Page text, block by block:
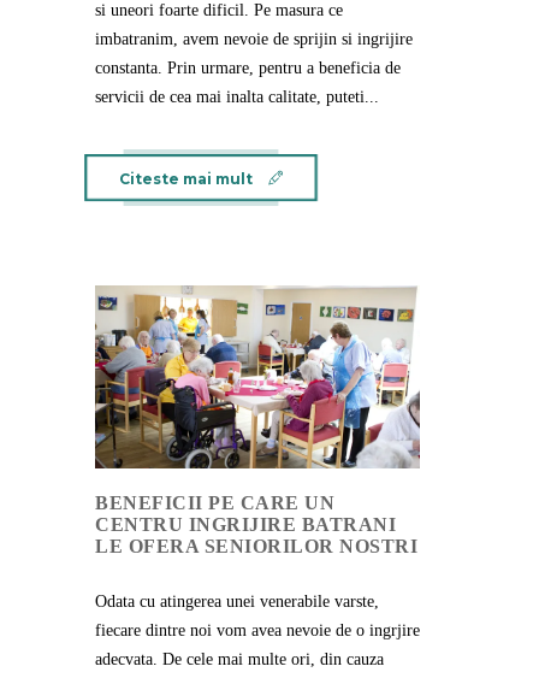
si uneori foarte dificil. Pe masura ce
imbatranim, avem nevoie de sprijin si ingrijire
constanta. Prin urmare, pentru a beneficia de
servicii de cea mai inalta calitate, puteti...
Citeste mai mult
BENEFICII PE CARE UN
CENTRU INGRIJIRE BATRANI
LE OFERA SENIORILOR NOSTRI
Odata cu atingerea unei venerabile varste,
fiecare dintre noi vom avea nevoie de o ingrjire
adecvata. De cele mai multe ori, din cauza